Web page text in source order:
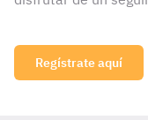
Regístrate aquí